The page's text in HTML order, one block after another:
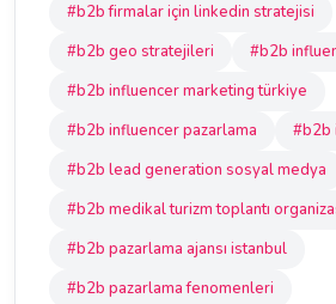
#b2b firmalar için linkedin stratejisi
#b2b geo stratejileri
#b2b
#b2b influencer marketing türkiye
#b2b influencer pazarlama
#b2b
#b2b lead generation sosyal medya
#b2b medikal turizm toplantı
#b2b pazarlama ajansı istanbul
#b2b pazarlama fenomenleri